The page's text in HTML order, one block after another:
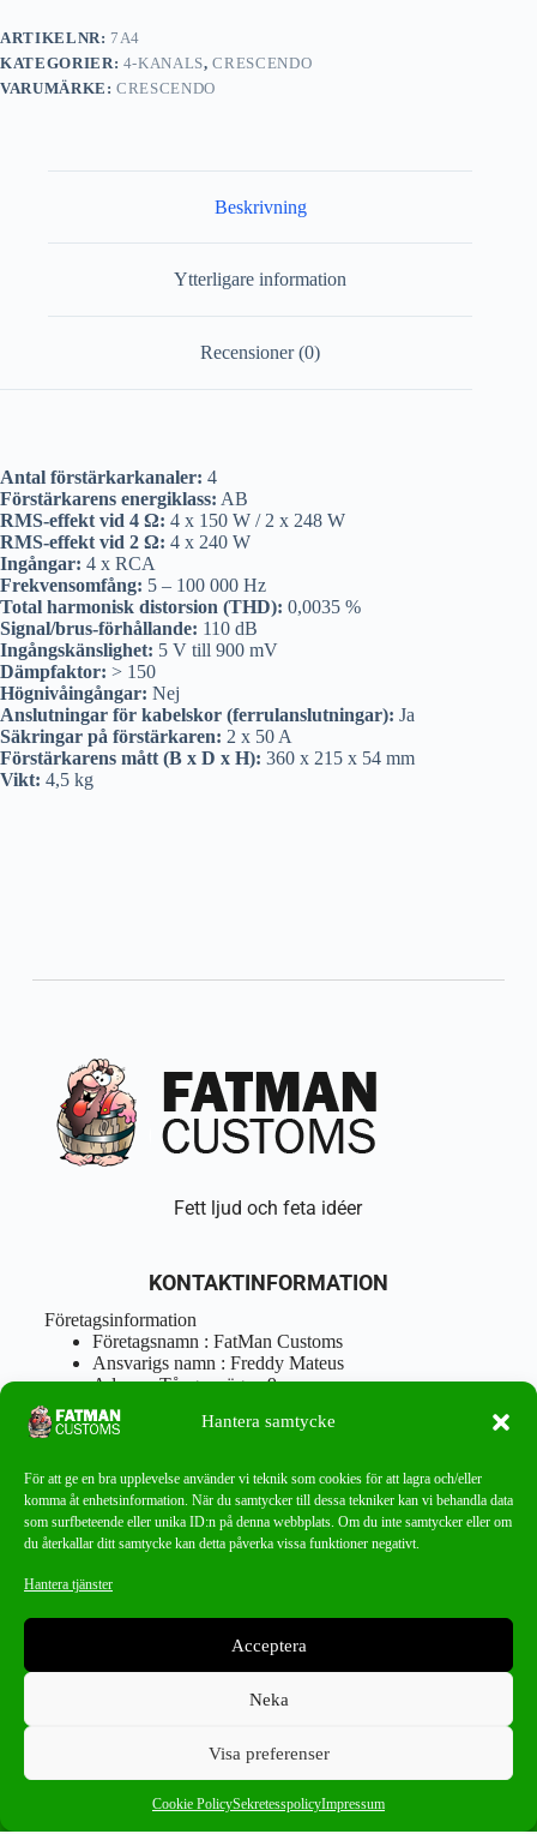
Hantera samtycke
För att ge en bra upplevelse använder vi teknik som cookies för att lagra och/eller
komma åt enhetsinformation. När du samtycker till dessa tekniker kan vi behandla data
som surfbeteende eller unika ID:n på denna webbplats. Om du inte samtycker eller om
du återkallar ditt samtycke kan detta påverka vissa funktioner negativt.
Hantera tjänster
Acceptera
Neka
Visa preferenser
Cookie PolicySekretesspolicyImpressum
ARTIKELNR: 7A4
KATEGORIER: 4-KANALS,CRESCENDO
VARUMÄRKE:CRESCENDO
Beskrivning
Ytterligare information
Recensioner (0)
Antal förstärkarkanaler: 4
Förstärkarens energiklass: AB
RMS-effekt vid 4 Ω: 4 x 150 W / 2 x 248 W
RMS-effekt vid 2 Ω: 4 x 240 W
Ingångar: 4 x RCA
Frekvensomfång: 5 – 100 000 Hz
Total harmonisk distorsion (THD): 0,0035 %
Signal/brus-förhållande: 110 dB
Ingångskänslighet: 5 V till 900 mV
Dämpfaktor: > 150
Högnivåingångar: Nej
Anslutningar för kabelskor (ferrulanslutningar): Ja
Säkringar på förstärkaren: 2 x 50 A
Förstärkarens mått (B x D x H): 360 x 215 x 54 mm
Vikt: 4,5 kg
Fett ljud och feta idéer
KONTAKTINFORMATION
Företagsinformation
Företagsnamn : FatMan Customs
Ansvarigs namn : Freddy Mateus
Adress : Tångenvägen 9
Postnr : 417 46 Göteborg
Tel : 0762919666
info@fatmancustoms.se
Mån – Fre 10:00 – 18:00
Lör -11:00 – 15:00
Missa aldrig ett bra erbjudande!